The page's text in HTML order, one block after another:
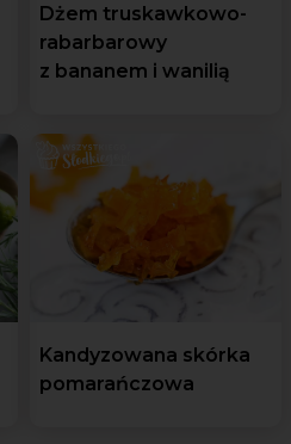
Dżem truskawkowo-
rabarbarowy
z bananem i wanilią
Kandyzowana skórka
pomarańczowa